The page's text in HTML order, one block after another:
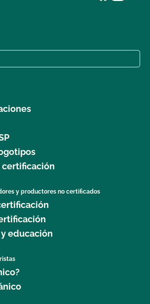
certificación
y productores no certificados
educación